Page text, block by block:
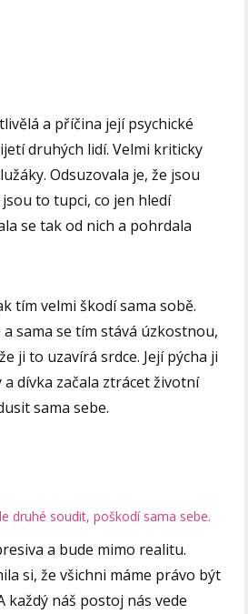
a příčina její psychické
druhých lidí. Velmi kriticky
Odsuzovala je, že jsou
to tupci, co jen hledí
se tak od nich a pohrdala
tím velmi škodí sama sobě.
sama se tím stává úzkostnou,
ji to uzavírá srdce. Její pýcha ji
a dívka začala ztrácet životní
sama sebe.
druhé soudit, poškodí sama sebe.
a bude mimo realitu.
si, že všichni máme právo být
každý náš postoj nás vede